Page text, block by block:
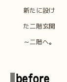
新たに設け
た二階玄関
～二階へ。